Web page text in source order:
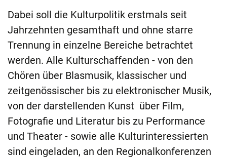
Dabei soll die Kulturpolitik erstmals seit
Jahrzehnten gesamthaft und ohne starre
Trennung in einzelne Bereiche betrachtet
werden. Alle Kulturschaffenden - von den
Chören über Blasmusik, klassischer und
zeitgenössischer bis zu elektronischer Musik,
von der darstellenden Kunst über Film,
Fotografie und Literatur bis zu Performance
und Theater - sowie alle Kulturinteressierten
sind eingeladen, an den Regionalkonferenzen